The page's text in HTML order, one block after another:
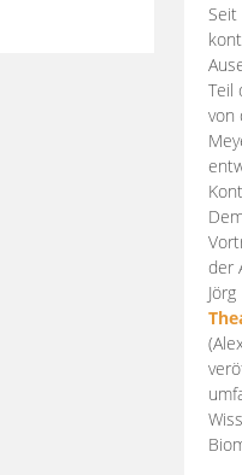
Teil
von
der